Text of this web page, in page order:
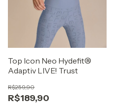
Top Icon Neo Hydefit®
Adaptiv LIVE! Trust
R$189,90
R$259,90